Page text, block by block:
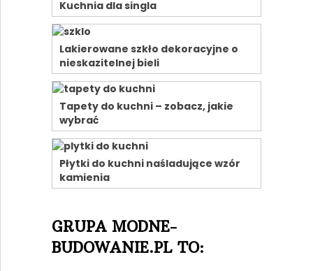
Kuchnia dla singla
Lakierowane szkło dekoracyjne o
nieskazitelnej bieli
Tapety do kuchni – zobacz, jakie
wybrać
Płytki do kuchni naśladujące wzór
kamienia
GRUPA MODNE-
BUDOWANIE.PL TO: